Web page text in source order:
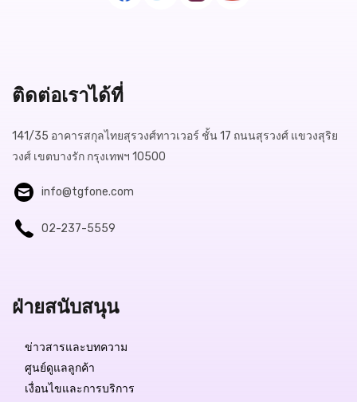
ติดต่อเราได้ที่
141/35 อาคารสกุลไทยสุรวงศ์ทาวเวอร์ ชั้น 17 ถนนสุรวงศ์ แขวงสุริย
วงศ์ เขตบางรัก กรุงเทพฯ 10500
info@tgfone.com
02-237-5559
ฝ่ายสนับสนุน
ข่าวสารและบทความ
ศูนย์ดูแลลูกค้า
เงื่อนไขและการบริการ